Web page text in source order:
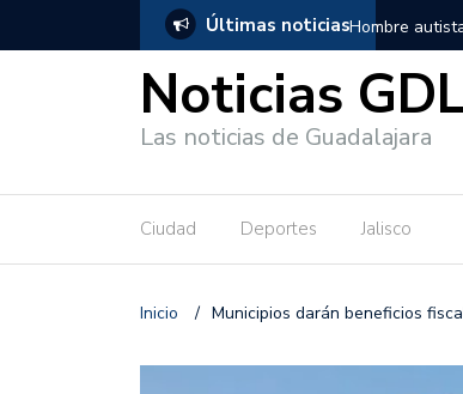
Últimas noticias
salió de los separos sin lesiones graves Títeres
Noticias
Las noticias de Guadalajara
Ciudad Deportes Jalisco
Inicio / Municipios darán beneficios